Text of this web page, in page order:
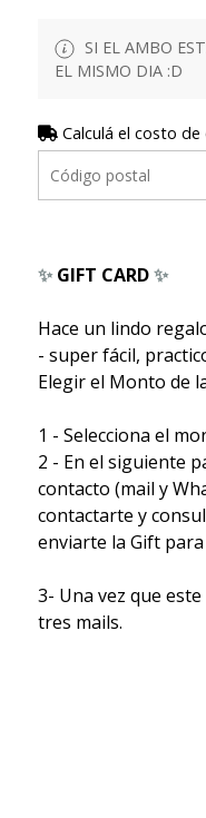
SI EL AMBO
EL MISMO DIA :D
Calculá el costo de
✨GIFT CARD✨
Hace un lindo
- super fácil,
Elegir el Monto de
1 - Selecciona el
2 - En el siguiente
contacto (mail y
contactarte y
enviarte la Gift
3- Una vez que
tres mails.